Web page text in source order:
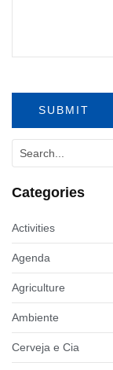
Categories
Activities
Agenda
Agriculture
Ambiente
Cerveja e Cia